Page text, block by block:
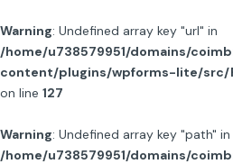
Warning: Undefined array key "url" in
/home/u738579951/domains/
content/plugins/wpforms-lite/src/
on line 127
Warning: Undefined array key "path" in
/home/u738579951/domains/